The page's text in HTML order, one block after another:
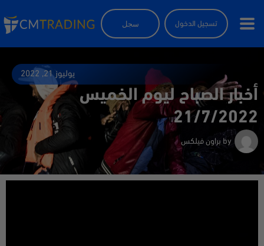
تسجيل الدخول سجل
يوليوز 21, 2022
أخبار الصباح ليوم الخميس
21/7/2022
by براون فيلكس